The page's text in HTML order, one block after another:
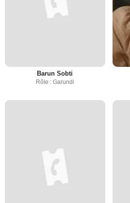
Barun Sobti
Rôle : Garundi